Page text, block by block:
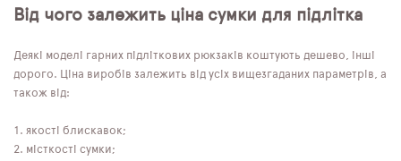
Від чого залежить ціна сумки для підлітка
Деякі моделі гарних підліткових рюкзаків коштують дешево, інші
дорого. Ціна виробів залежить від усіх вищезгаданих параметрів, а
також від:
якості блискавок;
місткості сумки;